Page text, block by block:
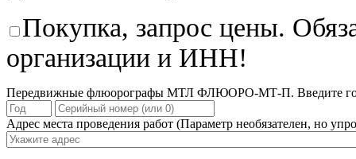
Покупка, запрос цены.
организации и ИНН!
Передвижные флюорографы МТЛ ФЛЮОРО-МТ-П. Введите год
Адрес места проведения работ (Параметр необязателен, но